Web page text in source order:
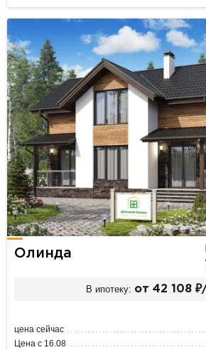
Олинда
В ипотеку: от 42 108
цена сейчас
Цена с 16.08